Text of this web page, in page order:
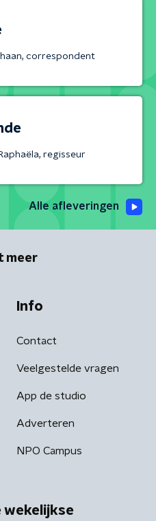
correspondent
regisseur
Alle afleveringen
meer
Info
Contact
Veelgestelde vragen
App de studio
Adverteren
NPO Campus
wekelijkse